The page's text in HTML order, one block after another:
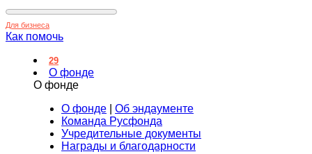
Для бизнеса
Как помочь
29
О фонде
О фонде
О фонде
Об эндаументе
Команда Русфонда
Учредительные документы
Награды и благодарности